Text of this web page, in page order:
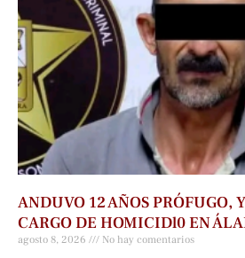
ANDUVO 12 AÑOS PRÓFUGO,
CARGO DE HOMICIDl0 EN
agosto 8, 2026 No hay comentarios